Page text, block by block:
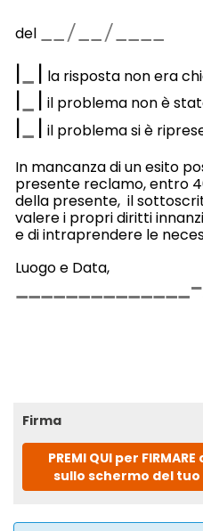
del
| | la risposta non era
| | il problema non è
| | il problema si è
In mancanza di un esito
presente reclamo, entro
della presente, il
valere i propri diritti
e di intraprendere le
Luogo e Data,
Firma
PREMI QUI per
sullo schermo del